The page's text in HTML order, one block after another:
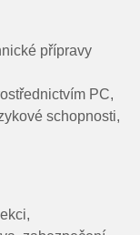
přípravy
PC,
schopnosti,